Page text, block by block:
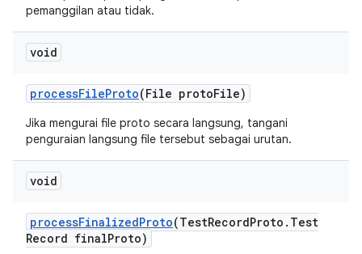
pemanggilan atau tidak.
void
processFileProto(File protoFile)
Jika mengurai file proto secara langsung, tangani
penguraian langsung file tersebut sebagai urutan.
void
processFinalizedProto(TestRecordProto . Test
Record finalProto)